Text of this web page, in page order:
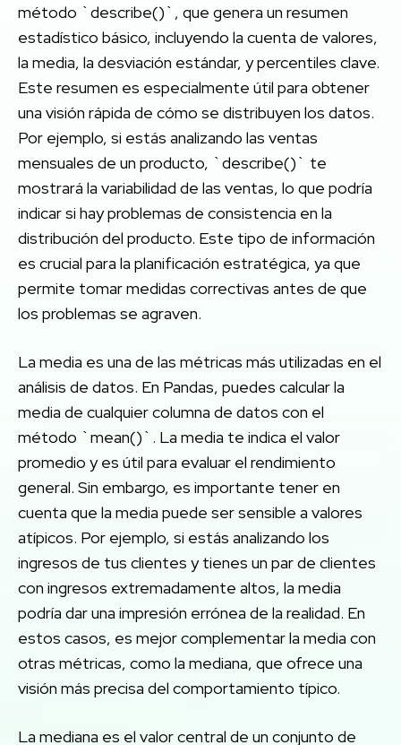
método `describe()`, que genera un resumen
estadístico básico, incluyendo la cuenta de valores,
la media, la desviación estándar, y percentiles clave.
Este resumen es especialmente útil para obtener
una visión rápida de cómo se distribuyen los datos.
Por ejemplo, si estás analizando las ventas
mensuales de un producto, `describe()` te
mostrará la variabilidad de las ventas, lo que podría
indicar si hay problemas de consistencia en la
distribución del producto. Este tipo de información
es crucial para la planificación estratégica, ya que
permite tomar medidas correctivas antes de que
los problemas se agraven.
La media es una de las métricas más utilizadas en el
análisis de datos. En Pandas, puedes calcular la
media de cualquier columna de datos con el
método `mean()`. La media te indica el valor
promedio y es útil para evaluar el rendimiento
general. Sin embargo, es importante tener en
cuenta que la media puede ser sensible a valores
atípicos. Por ejemplo, si estás analizando los
ingresos de tus clientes y tienes un par de clientes
con ingresos extremadamente altos, la media
podría dar una impresión errónea de la realidad. En
estos casos, es mejor complementar la media con
otras métricas, como la mediana, que ofrece una
visión más precisa del comportamiento típico.
La mediana es el valor central de un conjunto de